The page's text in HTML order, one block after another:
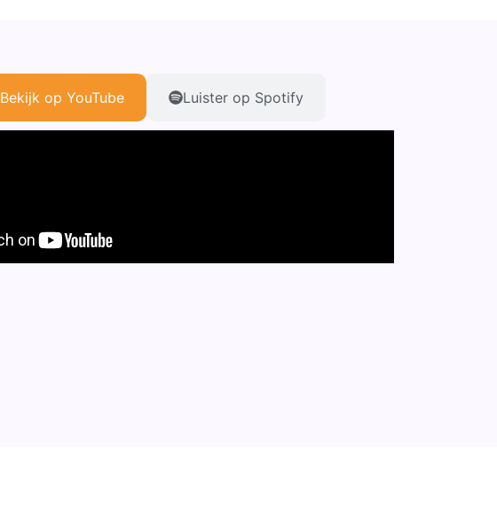
Bekijk op YouTube Luister op Spotify